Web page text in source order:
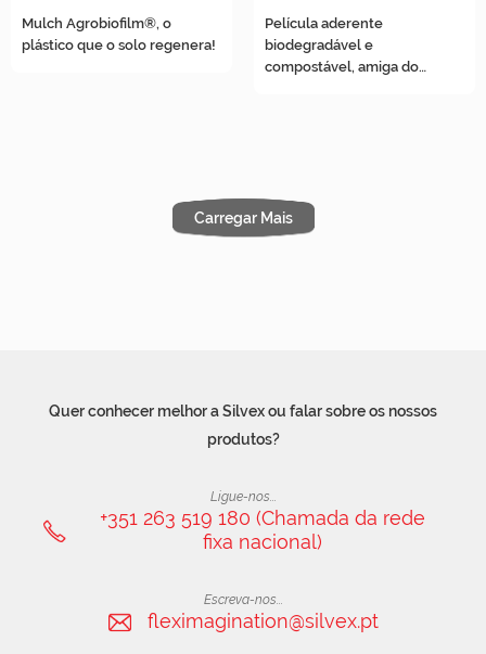
Mulch Agrobiofilm®, o
plástico que o solo regenera!
Película aderente
biodegradável e
compostável, amiga do
Carregar Mais
Quer conhecer melhor a Silvex ou falar sobre os nossos
produtos?
Ligue-nos...
+351 263 519 180 (Chamada da rede
fixa nacional)
Escreva-nos...
fleximagination@silvex.pt